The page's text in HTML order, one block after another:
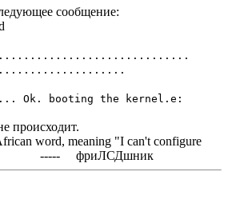
сообщение:
Ok. booting the kernel.е:
происходит.
word, meaning "I can't configure
----- фриЛСДшник